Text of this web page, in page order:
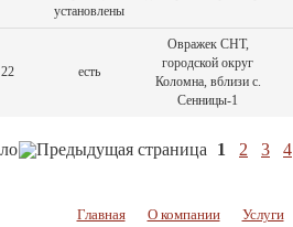
установлены
22 есть
Овражек СНТ,
городской округ
Коломна, вблизи с.
Сенницы-1
1 2 3 4
Главная О компании Услуги